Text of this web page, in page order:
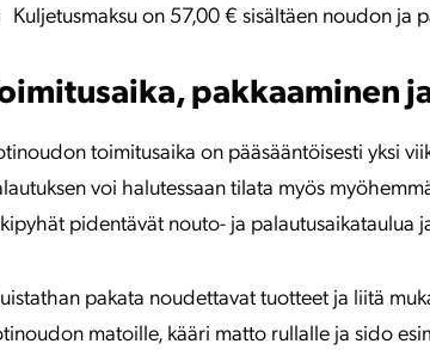
Kuljetusmaksu on 57,00 € sisältäen noudon ja
pakkaaminen
toimitusaika on pääsääntöisesti yksi
voi halutessaan tilata myös
pidentävät nouto- ja palautusaikataulua
pakata noudettavat tuotteet ja liitä
matoille, kääri matto rullalle ja sido